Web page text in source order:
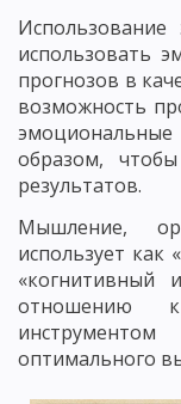
Использование
использовать
прогнозов в
возможность
образом,
результатов.
Мышление,
использует как
«когнитивный
отношению
оптимального